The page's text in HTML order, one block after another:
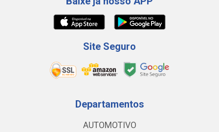
Site Seguro
Departamentos
AUTOMOTIVO